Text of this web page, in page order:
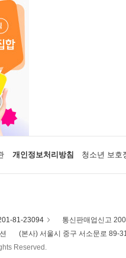
개인정보처리방침 청소년 보호
81-23094 통신판매업신고
(본사) 서울시 중구 서소문로 89-
Reserved.